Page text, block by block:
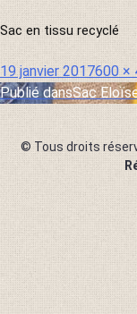
Sac en tissu recyclé
Publié
le
19 janvier 2017Taille
réelle
600 ×
Navigation
de
l’article
Publié dansSac
© Tous droits